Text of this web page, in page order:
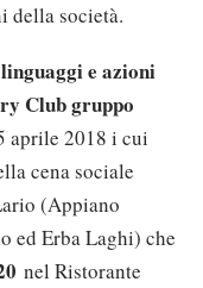
della società.
e azioni
Club gruppo
aprile 2018 i cui
cena sociale
(Appiano
ed Erba Laghi) che
nel Ristorante